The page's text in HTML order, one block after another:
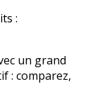
:
un grand
: comparez,